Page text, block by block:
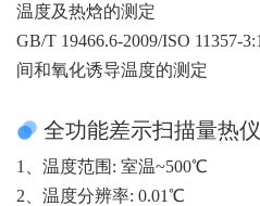
温度及热焓的测定
GB/T 19466.6-2009/ISO 11357-
间和氧化诱导温度的测定
全功能差示扫描量热
1、温度范围: 室温~500℃
2、温度分辨率: 0.01℃